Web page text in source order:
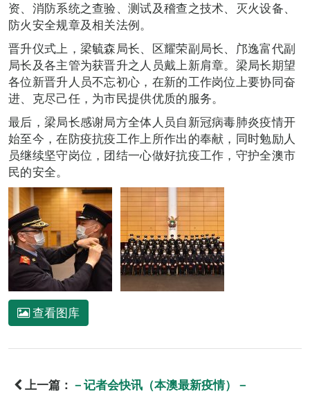
资、消防系统之查验、测试及稽查之技术、灭火设备、
防火安全规章及相关法例。
晋升仪式上，梁毓森局长、区耀荣副局长、邝逸富代副
局长及各主管为获晋升之人员戴上新肩章。梁局长期望
各位新晋升人员不忘初心，在新的工作岗位上要协同奋
进、克尽己任，为市民提供优质的服务。
最后，梁局长感谢局方全体人员自新冠病毒肺炎疫情开
始至今，在防疫抗疫工作上所作出的奉献，同时勉励人
员继续坚守岗位，团结一心做好抗疫工作，守护全澳市
民的安全。
查看图库
上一篇： －记者会快讯（本澳最新疫情）－